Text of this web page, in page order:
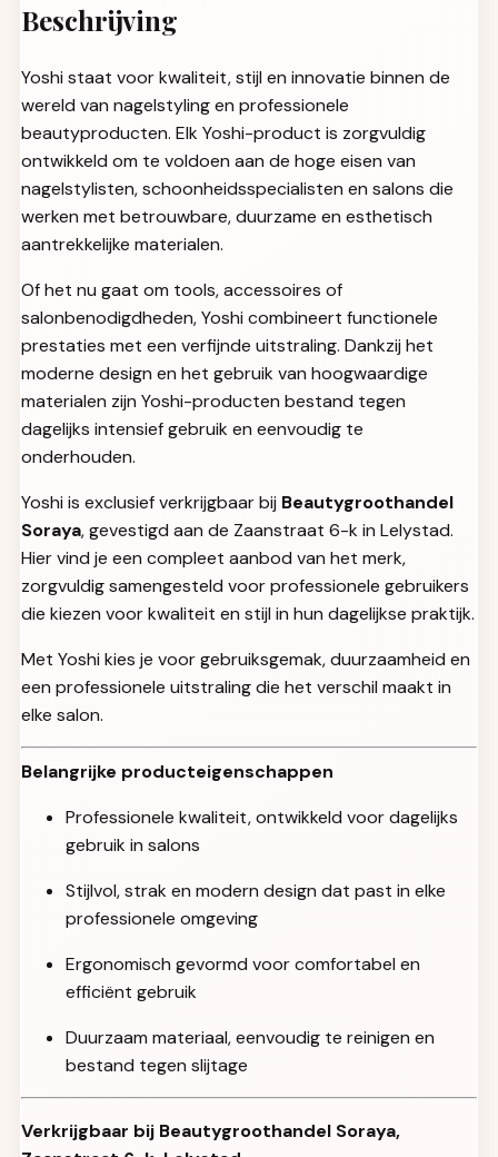
Beschrijving
Yoshi staat voor kwaliteit, stijl en innovatie binnen de
wereld van nagelstyling en professionele
beautyproducten. Elk Yoshi-product is zorgvuldig
ontwikkeld om te voldoen aan de hoge eisen van
nagelstylisten, schoonheidsspecialisten en salons die
werken met betrouwbare, duurzame en esthetisch
aantrekkelijke materialen.
Of het nu gaat om tools, accessoires of
salonbenodigdheden, Yoshi combineert functionele
prestaties met een verfijnde uitstraling. Dankzij het
moderne design en het gebruik van hoogwaardige
materialen zijn Yoshi-producten bestand tegen
dagelijks intensief gebruik en eenvoudig te
onderhouden.
Yoshi is exclusief verkrijgbaar bij Beautygroothandel
Soraya, gevestigd aan de Zaanstraat 6-k in Lelystad.
Hier vind je een compleet aanbod van het merk,
zorgvuldig samengesteld voor professionele gebruikers
die kiezen voor kwaliteit en stijl in hun dagelijkse praktijk.
Met Yoshi kies je voor gebruiksgemak, duurzaamheid en
een professionele uitstraling die het verschil maakt in
elke salon.
Belangrijke producteigenschappen
Professionele kwaliteit, ontwikkeld voor dagelijks
gebruik in salons
Stijlvol, strak en modern design dat past in elke
professionele omgeving
Ergonomisch gevormd voor comfortabel en
efficiënt gebruik
Duurzaam materiaal, eenvoudig te reinigen en
bestand tegen slijtage
Verkrijgbaar bij Beautygroothandel Soraya,